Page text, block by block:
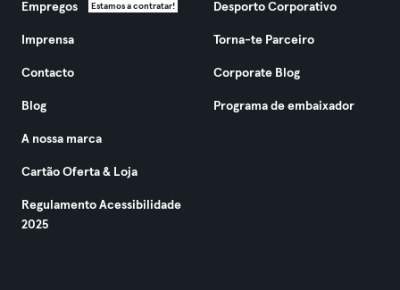
Empregos Estamos a contratar!
Imprensa
Contacto
Blog
A nossa marca
Cartão Oferta & Loja
Regulamento Acessibilidade
2025
Desporto Corporativo
Torna-te Parceiro
Corporate Blog
Programa de embaixador